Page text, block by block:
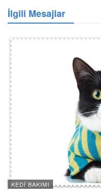
İlgili Mesajlar
KEDI BAKIMI